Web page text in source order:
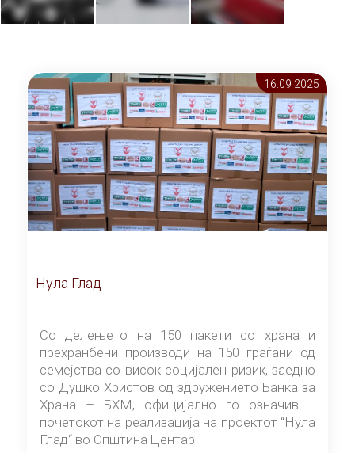
16.09 2025
Нула Глад
Со делењето на 150 пакети со храна и
прехранбени производи на 150 граѓани од
семејства со висок социјален ризик, заедно
со Душко Христов од здружението Банка за
Храна – БХМ, официјално го означивме
почетокот на реализација на проектот “Нула
Глад“ во Општина Центар